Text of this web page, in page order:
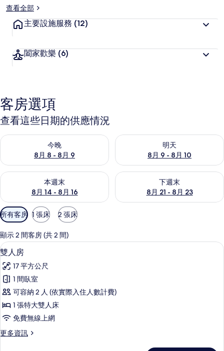
查看全部
主要設施服務 (12)
闔家歡樂 (6)
客房選項
查看這些日期的供應情況
今晚
8月 8 - 8月 9
查看今晚 (8月 8 - 8月 9) 的供應情況
明天
8月 9 - 8月 10
查看明天 (8月 9 - 8月 10) 的供
本週末
8月 14 - 8月 16
查看本週末 (8月 14 - 8月 16) 的供應情況
下週末
8月 21 - 8月 23
查看下週末 (8月 21 - 8月 23)
可
用
的
客
房
篩
選
條
所有客房 1 張床 2 張床
顯示 2 間客房 (共 2 間)
顯
示
雙
人
房
的
有
低過敏寢具、客房內保險箱、書桌、
11
雙人房
17 平方公尺
1 間臥室
可容納 2 人 (依實際入住人數計費)
1 張特大雙人床
免費無線上網
更多資訊
更